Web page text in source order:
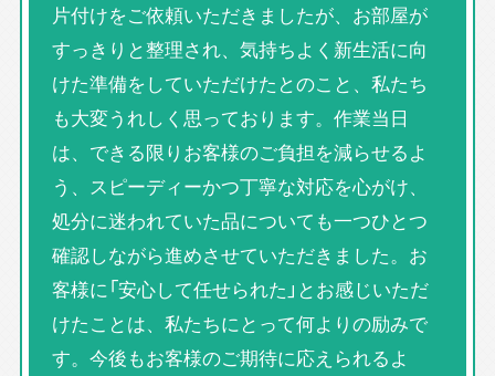
片付けをご依頼いただきましたが、お部屋が
すっきりと整理され、気持ちよく新生活に向
けた準備をしていただけたとのこと、私たち
も大変うれしく思っております。作業当日
は、できる限りお客様のご負担を減らせるよ
う、スピーディーかつ丁寧な対応を心がけ、
処分に迷われていた品についても一つひとつ
確認しながら進めさせていただきました。お
客様に「安心して任せられた」とお感じいただ
けたことは、私たちにとって何よりの励みで
す。今後もお客様のご期待に応えられるよ